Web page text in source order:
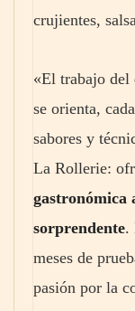
crujientes,
«El trabajo del
se orienta,
sabores y
La Rollerie:
gastronómica
sorprendente.
meses de
pasión por la